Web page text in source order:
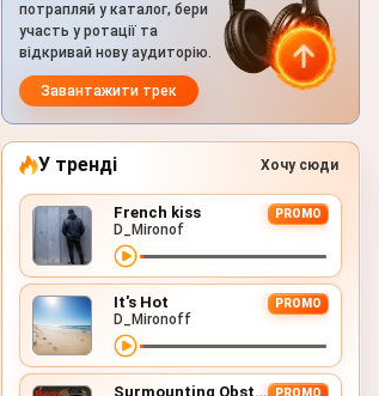
потрапляй у каталог, бери
участь у ротації та
відкривай нову аудиторію.
Завантажити трек
У тренді Хочу сюди
French kiss PROMO
D_Mironof
It's Hot PROMO
D_Mironoff
Surmounting Obstacles (D&B Remix) PROMO